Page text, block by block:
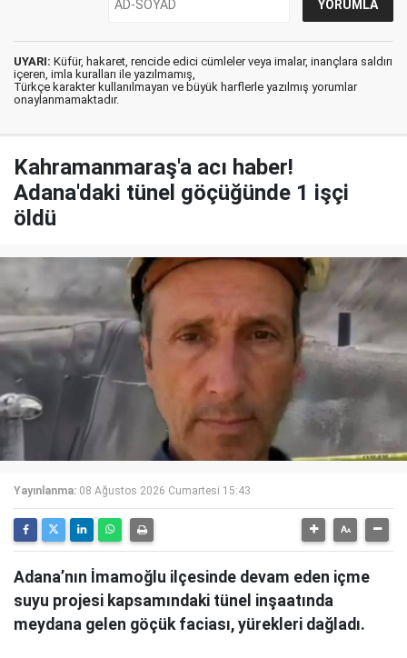
UYARI: Küfür, hakaret, rencide edici cümleler veya imalar, inançlara saldırı
içeren, imla kuralları ile yazılmamış,
Türkçe karakter kullanılmayan ve büyük harflerle yazılmış yorumlar
onaylanmamaktadır.
Kahramanmaraş'a acı haber!
Adana'daki tünel göçüğünde 1 işçi
öldü
Yayınlanma: 08 Ağustos 2026 Cumartesi 15:43
Adana’nın İmamoğlu ilçesinde devam eden içme
suyu projesi kapsamındaki tünel inşaatında
meydana gelen göçük faciası, yürekleri dağladı.